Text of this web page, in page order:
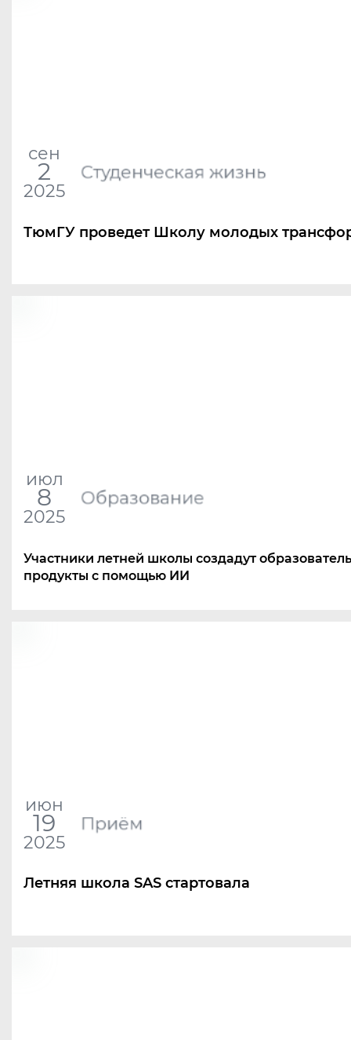
сен
2
2025
Студенческая жизнь
ТюмГУ проведет Школу молодых
июл
8
2025
Образование
Участники летней школы создадут
продукты с помощью ИИ
июн
19
2025
Приём
Летняя школа SAS стартовала